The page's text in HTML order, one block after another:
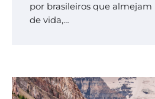
por brasileiros que
de vida,…